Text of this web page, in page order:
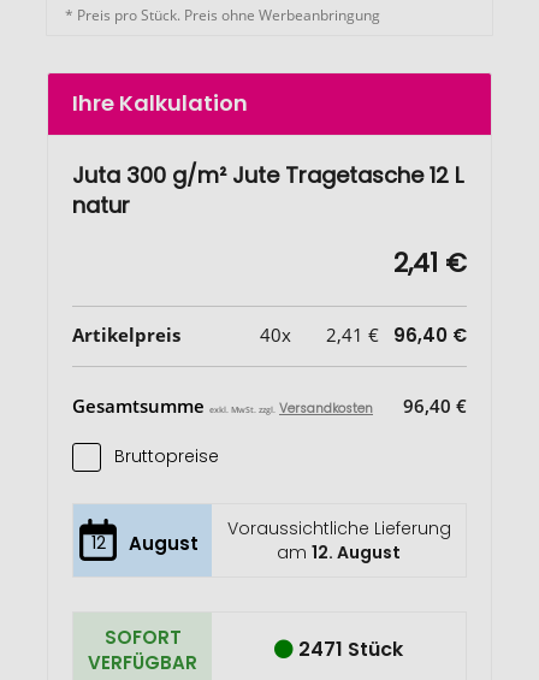
* Preis pro Stück. Preis ohne Werbeanbringung
Ihre Kalkulation
Juta 300 g/m² Jute Tragetasche 12 L
natur
2,41 €
Artikelpreis 40x 2,41 € 96,40 €
Gesamtsumme exkl. MwSt. zzgl. Versandkosten 96,40 €
Bruttopreise
12 August
Voraussichtliche Lieferung
am12. August
SOFORT
VERFÜGBAR
2471 Stück